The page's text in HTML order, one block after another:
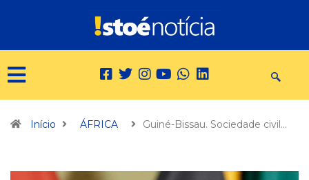
Início ÁFRICA Guiné-Bissau. Sociedade civil…